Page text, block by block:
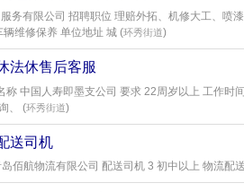
务有限公司 招聘职位 理赔外拓、机修大工、喷
维修保养 单位地址 城 (环秀街道)
法休售后客服
中国人寿即墨支公司 要求 22周岁以上 工作时
、 (环秀街道)
送司机
佰航物流有限公司 配送司机 3 初中以上 物流配